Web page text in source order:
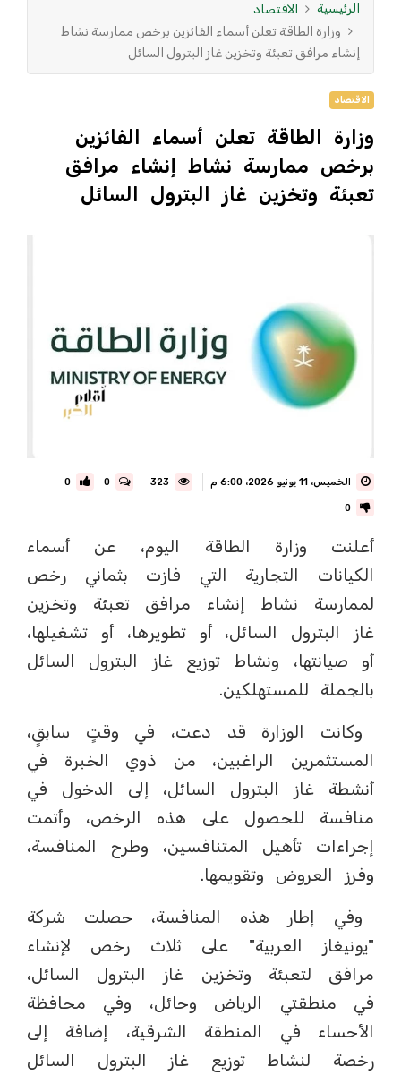
الرئيسية
الاقتصاد
وزارة الطاقة تعلن أسماء الفائزين برخص ممارسة نشاط
إنشاء مرافق تعبئة وتخزين غاز البترول السائل
الاقتصاد
وزارة الطاقة تعلن أسماء الفائزين
برخص ممارسة نشاط إنشاء مرافق
تعبئة وتخزين غاز البترول السائل
الخميس، 11 يونيو 2026، 6:00 م 0
0
0
أعلنت وزارة الطاقة اليوم، عن أسماء
الكيانات التجارية التي فازت بثماني رخص
لممارسة نشاط إنشاء مرافق تعبئة وتخزين
غاز البترول السائل، أو تطويرها، أو تشغيلها،
أو صيانتها، ونشاط توزيع غاز البترول السائل
بالجملة للمستهلكين.
وكانت الوزارة قد دعت، في وقتٍ سابقٍ،
المستثمرين الراغبين، من ذوي الخبرة في
أنشطة غاز البترول السائل، إلى الدخول في
منافسة للحصول على هذه الرخص، وأتمت
إجراءات تأهيل المتنافسين، وطرح المنافسة،
وفرز العروض وتقويمها.
وفي إطار هذه المنافسة، حصلت شركة
"يونيغاز العربية" على ثلاث رخص لإنشاء
مرافق لتعبئة وتخزين غاز البترول السائل،
في منطقتي الرياض وحائل، وفي محافظة
الأحساء في المنطقة الشرقية، إضافة إلى
رخصة لنشاط توزيع غاز البترول السائل